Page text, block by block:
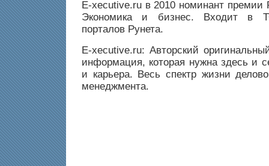
E-xecutive.ru в 2010 номинант премии
Экономика и бизнес. Входит в
порталов Рунета.
E-xecutive.ru: Авторский
информация, которая нужна здесь и
и карьера. Весь спектр жизни
менеджмента.